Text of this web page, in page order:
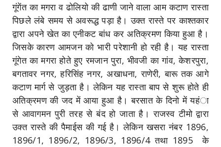
गूंगेंत का मगरा व ढोलियो की ढाणी जाने वाला आम कटाण रास्ता
पिछले लंबे समय से अवरूद्ध पड़ा है। उक्त रास्ते पर काश्तकार
द्वारा अपने खेत का एनीकट बांध कर अतिक्रमण किया हुआ है।
जिसके कारण आमजन को भारी परेशानी हो रही है। यह रास्ता
गूंगेत का मगरा होते हुए रमजान पुरा, भीवजी का गांव, केशरपुरा,
बगतावर नगर, हरिसिंह नगर, अखाधना, राणेरी, बारू तक आगे
कटाण मार्ग से जुड़ता है। लेकिन यह रास्ता बाप से शुरू होते ही
अतिक्रमण की जद में आया हुआ है। बरसात के दिनो में यहंा
से आवागमन पुरी तरह से बंद हो जाता है। राजस्व टीमो द्वारा
उक्त रास्ते की पैमाईस की गई है। लेकिन खसरा नंबर 1896,
1896/1, 1896/2, 1896/3, 1896/4 तथा 1895
के